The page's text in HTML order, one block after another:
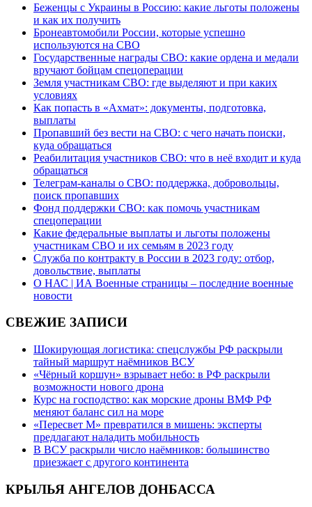
Беженцы с Украины в Россию: какие льготы положены
и как их получить
Бронеавтомобили России, которые успешно
используются на СВО
Государственные награды СВО: какие ордена и медали
вручают бойцам спецоперации
Земля участникам СВО: где выделяют и при каких
условиях
Как попасть в «Ахмат»: документы, подготовка,
выплаты
Пропавший без вести на СВО: с чего начать поиски,
куда обращаться
Реабилитация участников СВО: что в неё входит и куда
обращаться
Телеграм-каналы о СВО: поддержка, добровольцы,
поиск пропавших
Фонд поддержки СВО: как помочь участникам
спецоперации
Какие федеральные выплаты и льготы положены
участникам СВО и их семьям в 2023 году
Служба по контракту в России в 2023 году: отбор,
довольствие, выплаты
О НАС | ИА Военные страницы – последние военные
новости
СВЕЖИЕ ЗАПИСИ
Шокирующая логистика: спецслужбы РФ раскрыли
тайный маршрут наёмников ВСУ
«Чёрный коршун» взрывает небо: в РФ раскрыли
возможности нового дрона
Курс на господство: как морские дроны ВМФ РФ
меняют баланс сил на море
«Пересвет М» превратился в мишень: эксперты
предлагают наладить мобильность
В ВСУ раскрыли число наёмников: большинство
приезжает с другого континента
КРЫЛЬЯ АНГЕЛОВ ДОНБАССА